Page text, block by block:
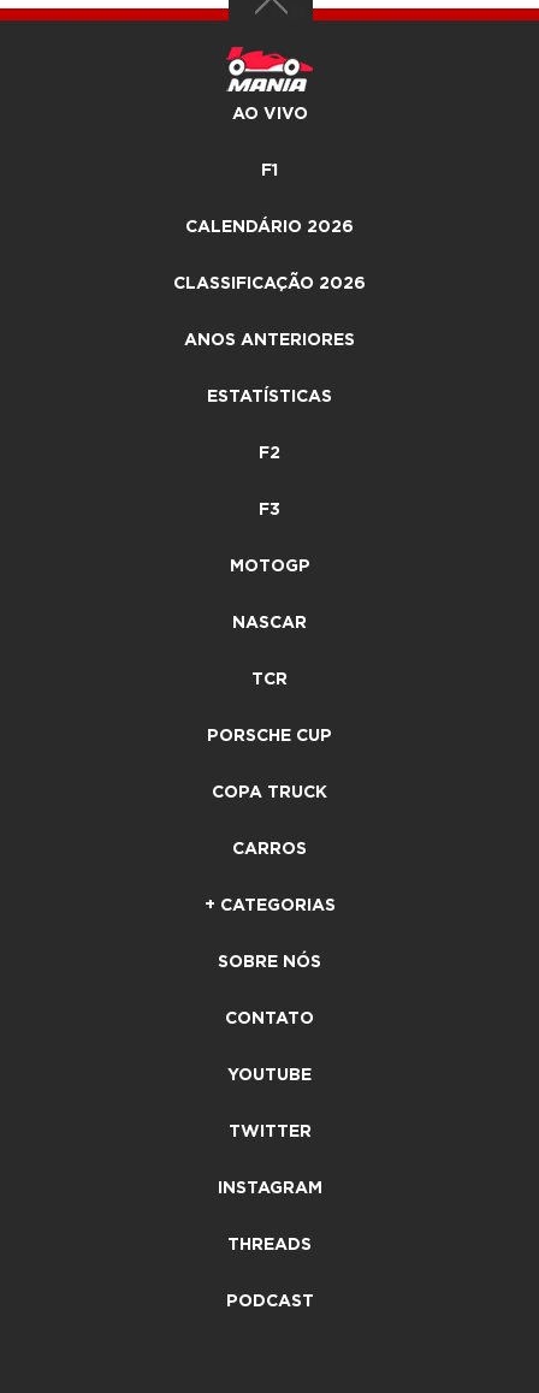
AO VIVO
F1
CALENDÁRIO 2026
CLASSIFICAÇÃO 2026
ANOS ANTERIORES
ESTATÍSTICAS
F2
F3
MOTOGP
NASCAR
TCR
PORSCHE CUP
COPA TRUCK
CARROS
+ CATEGORIAS
SOBRE NÓS
CONTATO
YOUTUBE
TWITTER
INSTAGRAM
THREADS
PODCAST